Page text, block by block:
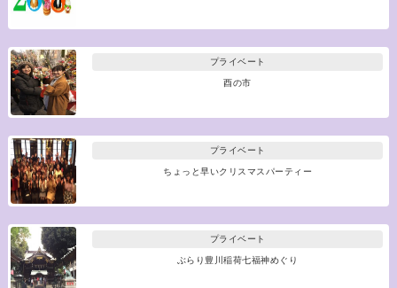
プライベート
酉の市
プライベート
ちょっと早いクリスマスパーティー
プライベート
ぶらり豊川稲荷七福神めぐり